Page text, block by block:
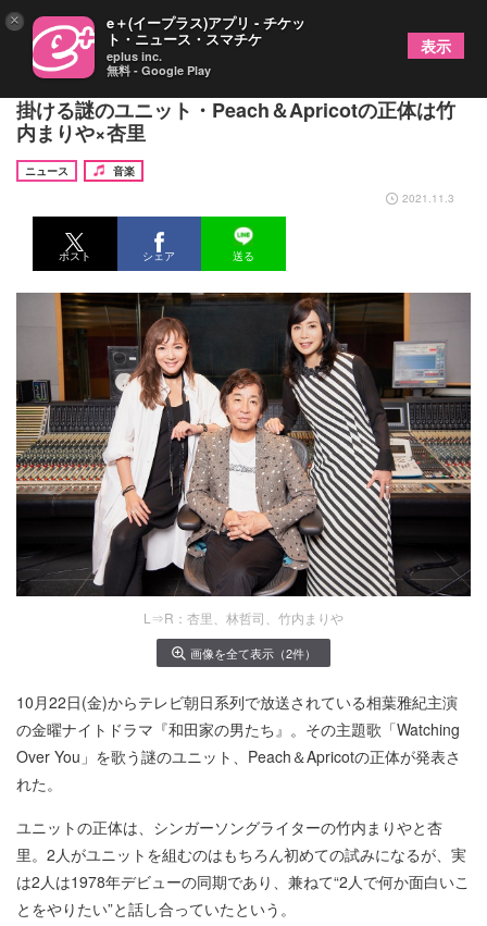
相葉雅紀主演ドラマ『和田家の男たち』主題歌を手
掛ける謎のユニット・Peach＆Apricotの正体は竹
内まりや×杏里
ニュース
音楽
2021.11.3
ポスト シェア 送る
L⇒R：杏里、林哲司、竹内まりや
画像を全て表示（2件）
10月22日(金)からテレビ朝日系列で放送されている相葉雅紀主演
の金曜ナイトドラマ『和田家の男たち』。その主題歌「Watching
Over You」を歌う謎のユニット、Peach＆Apricotの正体が発表さ
れた。
ユニットの正体は、シンガーソングライターの竹内まりやと杏
里。2人がユニットを組むのはもちろん初めての試みになるが、実
は2人は1978年デビューの同期であり、兼ねて“2人で何か面白いこ
とをやりたい”と話し合っていたという。
× e＋(イープラス)アプリ - チケッ
ト・ニュース・スマチケ
eplus inc.
無料 - Google Play
表示